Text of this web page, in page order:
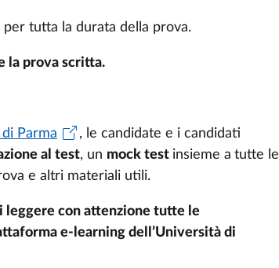
tutta la durata della prova.
la prova scritta.
Parma , le candidate e i candidati
al test, un mock test insieme a tutte le
e altri materiali utili.
leggere con attenzione tutte le
e-learning dell’Università di